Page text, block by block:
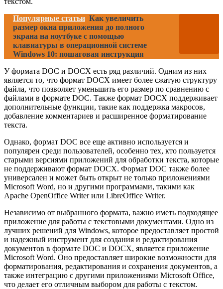
Популярные статьи Как увеличить
размер окна приложения до полного
экрана на ноутбуке с помощью
клавиатуры в операционной системе
Windows 10: пошаговая инструкция
У формата DOC и DOCX есть ряд различий. Одним из них
является то, что формат DOCX имеет более сжатую структуру
файла, что позволяет уменьшить его размер по сравнению с
файлами в формате DOC. Также формат DOCX поддерживает
дополнительные функции, такие как поддержка макросов,
добавление комментариев и расширенное форматирование
текста.
Однако, формат DOC все еще активно используется и
популярен среди пользователей, особенно тех, кто пользуется
старыми версиями приложений для обработки текста, которые
не поддерживают формат DOCX. Формат DOC также более
универсален и может быть открыт не только приложениями
Microsoft Word, но и другими программами, такими как
Apache OpenOffice Writer или LibreOffice Writer.
Независимо от выбранного формата, важно иметь подходящее
приложение для работы с текстовыми документами. Одно из
лучших решений для Windows, которое предоставляет простой
и надежный инструмент для создания и редактирования
документов в формате DOC и DOCX, является приложение
Microsoft Word. Оно предоставляет широкие возможности для
форматирования, редактирования и сохранения документов, а
также интеграцию с другими приложениями Microsoft Office,
что делает его отличным выбором для работы с текстом.